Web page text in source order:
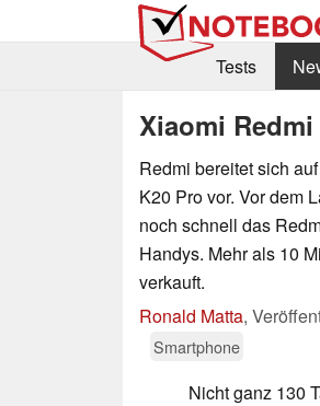
Tests
Xiaomi
Redmi bereitet sich
K20 Pro vor. Vor dem
noch schnell das
Handys. Mehr als 10
verkauft.
Ronald Matta,
Smartphone
Nicht ganz 130